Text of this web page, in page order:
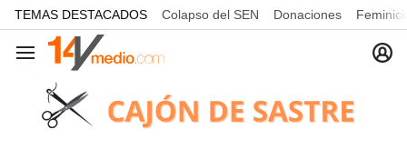
common.go-to-content
TEMAS DESTACADOS Colapso del SEN Donaciones
Navegación